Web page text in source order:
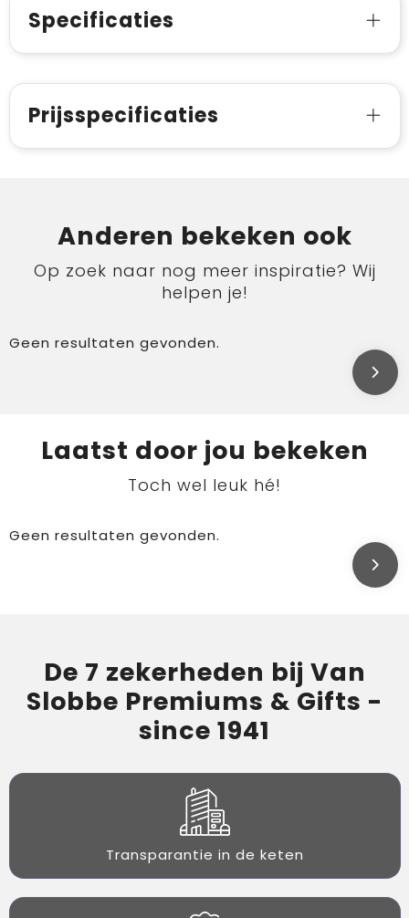
Specificaties
Prijsspecificaties
Anderen bekeken ook
Op zoek naar nog meer inspiratie? Wij
helpen je!
Geen resultaten gevonden.
Laatst door jou bekeken
Toch wel leuk hé!
Geen resultaten gevonden.
De 7 zekerheden bij Van
Slobbe Premiums & Gifts -
since 1941
Transparantie in de keten